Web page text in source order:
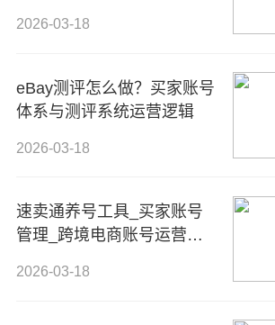
2026-03-18
eBay测评怎么做？买家账号
体系与测评系统运营逻辑
2026-03-18
速卖通养号工具_买家账号
管理_跨境电商账号运营解
2026-03-18